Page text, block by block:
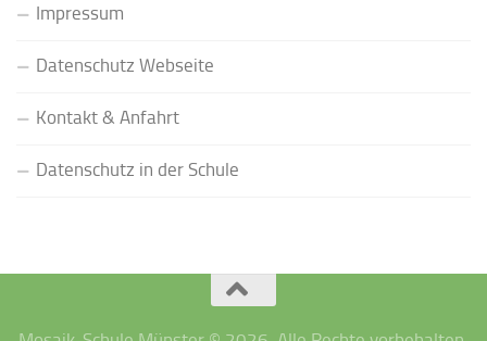
Impressum
Datenschutz Webseite
Kontakt & Anfahrt
Datenschutz in der Schule